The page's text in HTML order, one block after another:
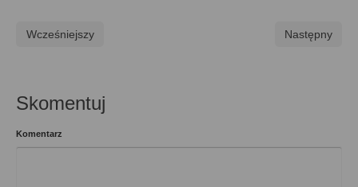
Wcześniejszy Następny
Skomentuj
Komentarz